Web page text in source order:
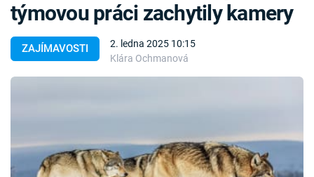
Témata
TV Program
ZAJÍMAVOSTI
2. ledna 2025 10:15
Klára Ochmanová
týmovou práci zachytily kamery